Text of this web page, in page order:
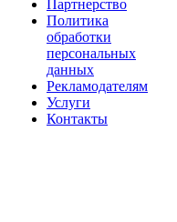
Партнерство
Политика
обработки
персональных
данных
Рекламодателям
Услуги
Контакты